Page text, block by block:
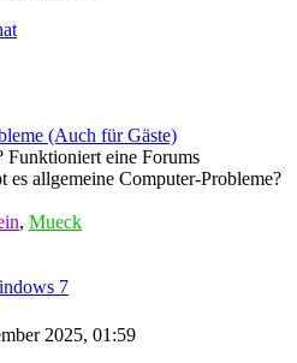
(Auch für Gäste)
Funktioniert eine Forums
allgemeine Computer-Probleme?
, Mueck
7
2025, 01:59